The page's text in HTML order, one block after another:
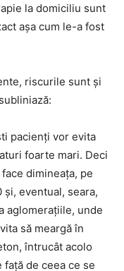
la domiciliu sunt
așa cum le-a fost
riscurile sunt și
pacienți vor evita
foarte mari. Deci
dimineața, pe
și, eventual, seara,
aglomerațiile, unde
să meargă în
întrucât acolo
de ceea ce se